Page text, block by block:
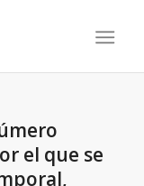
el que se